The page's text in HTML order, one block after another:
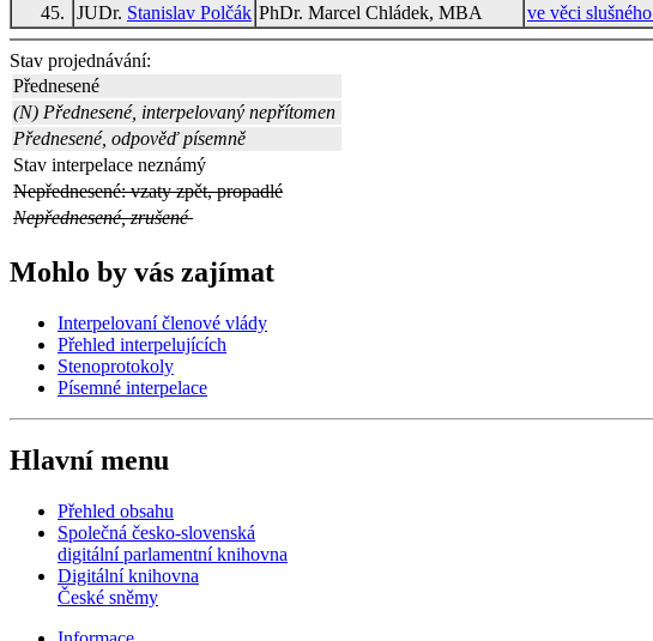
45.
JUDr. Stanislav Polčák PhDr. Marcel Chládek, MBA ve věci
Stav projednávání:
Přednesené
(N) Přednesené, interpelovaný nepřítomen
Přednesené, odpověď písemně
Stav interpelace neznámý
Nepřednesené: vzaty zpět, propadlé
Nepřednesené, zrušené
Mohlo by vás zajímat
Interpelovaní členové vlády
Přehled interpelujících
Stenoprotokoly
Písemné interpelace
Hlavní menu
Přehled obsahu
Společná česko-slovenská
digitální parlamentní knihovna
Digitální knihovna
České sněmy